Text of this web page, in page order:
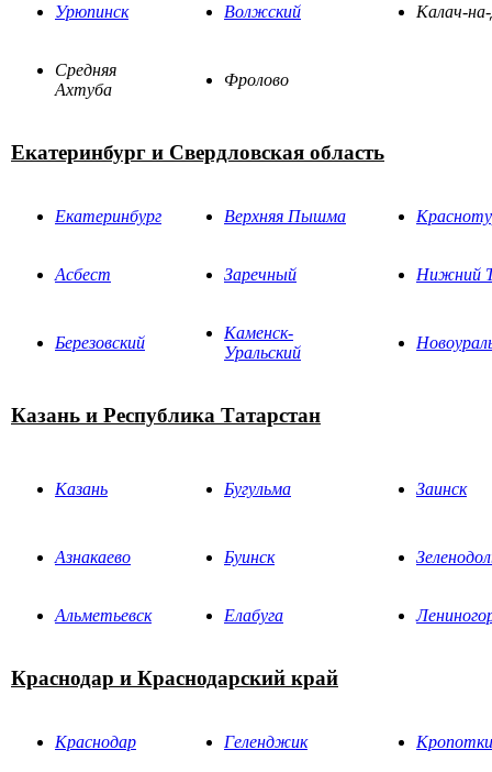
Урюпинск Волжский Калач-
Средняя
Ахтуба
Фролово
Екатеринбург и Свердловская область
Екатеринбург Верхняя Пышма
Асбест Заречный Нижний
Березовский
Каменск-
Уральский
Казань и Республика Татарстан
Казань Бугульма Заинск
Азнакаево Буинск
Альметьевск Елабуга
Краснодар и Краснодарский край
Краснодар Геленджик